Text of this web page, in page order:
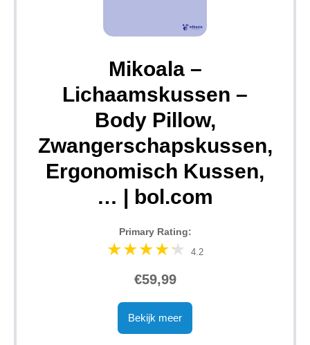
Mikoala –
Lichaamskussen –
Body Pillow,
Zwangerschapskussen,
Ergonomisch Kussen,
… | bol.com
Primary Rating:
4.2
€59,99
Bekijk meer